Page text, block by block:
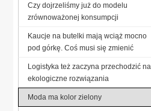
Czy dojrzeliśmy już do modelu
zrównoważonej konsumpcji
Kaucje na butelki mają wciąż mocno
pod górkę. Coś musi się zmienić
Logistyka też zaczyna przechodzić na
ekologiczne rozwiązania
Moda ma kolor zielony